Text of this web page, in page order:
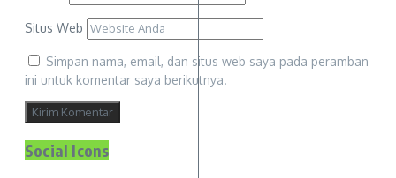
Situs Web
Simpan nama, email, dan situs web saya pada peramban
ini untuk komentar saya berikutnya.
Social Icons